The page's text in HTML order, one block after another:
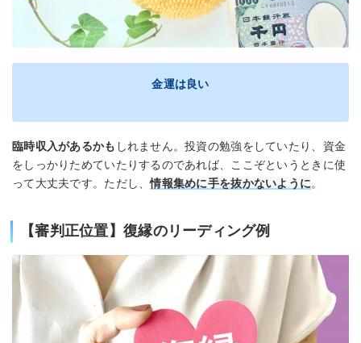
金運は良い
臨時収入があるかも しれません。投資の勉強をしていたり、資金
をしっかりためていたりするのであれば、ここぞというときに使
って大丈夫です。ただし、情報集めに手を抜かないように。
【審判正位置】復縁のリーディング例